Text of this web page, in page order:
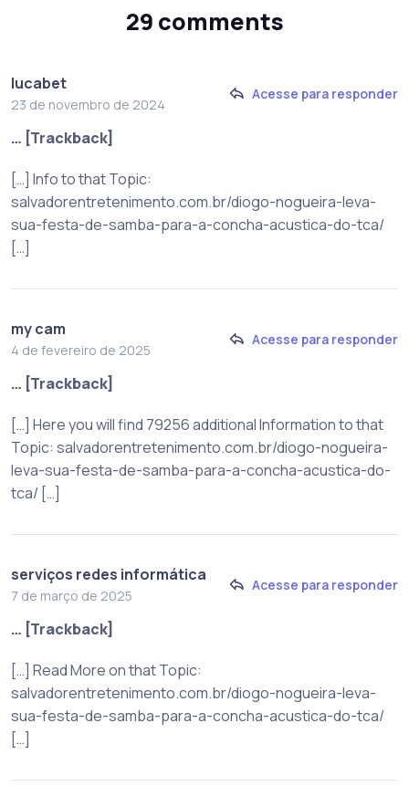
29 comments
lucabet
23 de novembro de 2024
Acesse para responder
… [Trackback]
[…] Info to that Topic:
salvadorentretenimento.com.br/diogo-nogueira-leva-
sua-festa-de-samba-para-a-concha-acustica-do-tca/
[…]
my cam
4 de fevereiro de 2025
Acesse para responder
… [Trackback]
[…] Here you will find 79256 additional Information to that
Topic: salvadorentretenimento.com.br/diogo-nogueira-
leva-sua-festa-de-samba-para-a-concha-acustica-do-
tca/ […]
serviços redes informática
7 de março de 2025
Acesse para responder
… [Trackback]
[…] Read More on that Topic:
salvadorentretenimento.com.br/diogo-nogueira-leva-
sua-festa-de-samba-para-a-concha-acustica-do-tca/
[…]